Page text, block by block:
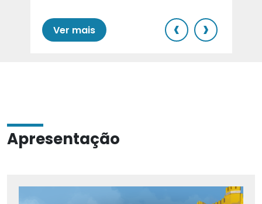
Ver mais ‹ ›
Apresentação